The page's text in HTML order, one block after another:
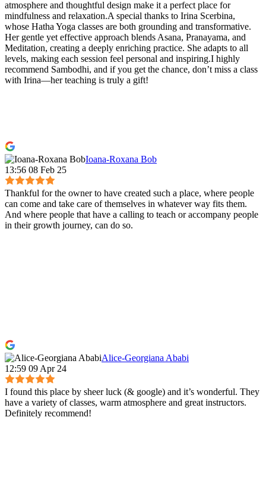
atmosphere and thoughtful design make it a perfect place for
mindfulness and relaxation.A special thanks to Irina Scerbina,
whose Hatha Yoga classes are both grounding and transformative.
Her gentle yet effective approach blends Asana, Pranayama, and
Meditation, creating a deeply enriching practice. She adapts to all
levels, making each session feel personal and inspiring.I highly
recommend Sambodhi, and if you get the chance, don’t miss a class
with Irina—her teaching is truly a gift!
Ioana-Roxana Bob
13:56 08 Feb 25
Thankful for the owner to have created such a place, where people
can come and take care of themselves in whatever way fits them.
And where people that have a calling to teach or accompany people
in their growth journey, can do so.
Alice-Georgiana Ababi
12:59 09 Apr 24
I found this place by sheer luck (& google) and it’s wonderful. They
have a variety of classes, warm atmosphere and great instructors.
Definitely recommend!